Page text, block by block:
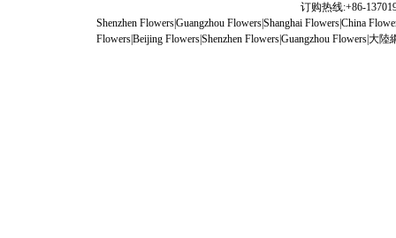
订购热线:+86-
Shenzhen FlowersGuangzhou FlowersShanghai FlowersChina
FlowersBeijing FlowersShenzhen FlowersGuangzhou Flowers大陸